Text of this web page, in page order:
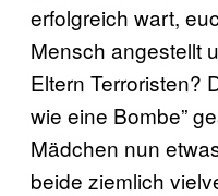
erfolgreich wart,
Mensch angestellt
Eltern Terroristen?
wie eine Bombe”
Mädchen nun
beide ziemlich